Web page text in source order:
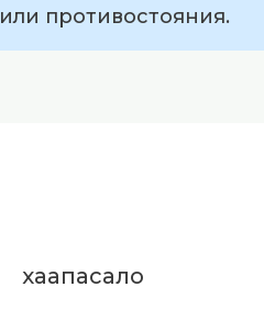
или противостояния.
хаапасало